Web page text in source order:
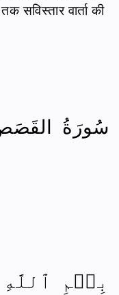
सविस्तार वार्ता की
سُورَةُ
بِسۡمِ